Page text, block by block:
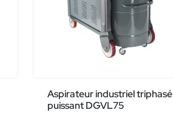
Aspirateur industriel triphasé
puissant DGVL75